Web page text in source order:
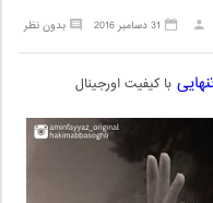
بدون نظر 31 دسامبر 2016
با کیفیت اورجینال